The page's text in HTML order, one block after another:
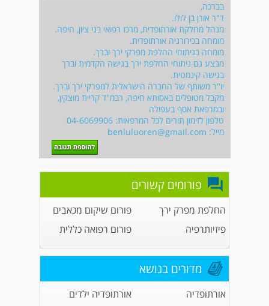
בברכה,
ד"ר אורן בן לולו.
מנהל מחלקת אורתופדית, מרכז רפואי בני ציון, חיפה.
מומחה בכירורגיה אורתופדית.
מומחה בניתוחי החלפת מפרקי ירך וברך.
מבצע גם ניתוחי החלפת ירך בגישה הקדמית וברך
בגישה קינמטית.
יו"ר משותף של החברה הישראלית למפרקי ירך וברך.
מקבל מטופלים באסותא חיפה, רבמ"ד קריית מוצקין,
ובמרפאת אסף בעפולה
טלפון לזימון תורים לכל המרפאות: 04-6069906
מייל: benluluoren@gmail.com
פורומים קשורים
החלפת מפרק ירך
פורום שיקום מכאבים
פיזיותרפיה
פורום רפואה כללית
מדורים בנושא
אורתופדיה
אורתופדיה ילדים